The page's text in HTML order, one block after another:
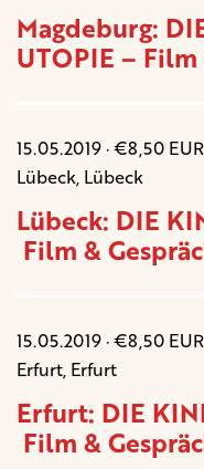
Magdeburg:
UTOPIE – Film
15.05.2019 · €8,50 EUR
Lübeck, Lübeck
Lübeck: DIE
Film &
15.05.2019 · €8,50 EUR
Erfurt, Erfurt
Erfurt: DIE
Film &